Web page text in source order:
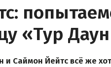
«Тур
и Саймон Йейтс всё же